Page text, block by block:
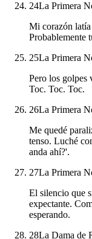
24La Primera
Mi corazón
Probablemente
25La Primera
Pero los golpes
Toc. Toc. Toc.
26La Primera
Me quedé
tenso. Luché
anda ahí?'.
27La Primera
El silencio que
expectante.
esperando.
28La Dama de